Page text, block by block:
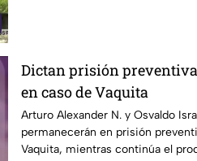
Dictan prisión
en caso de Vaquita
Arturo Alexander N. y Osvaldo
permanecerán en prisión
Vaquita, mientras continúa el